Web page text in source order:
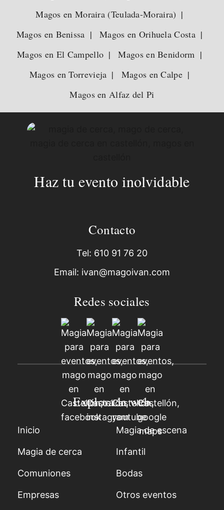
Magos en Moraira (Teulada-Moraira)
Magos en Benissa
Magos en Orihuela Costa
Magos en El Campello
Magos en Benidorm
Magos en Torrevieja
Magos en Calpe
Magos en Alfaz del Pi
Haz tu evento inolvidable
Contacto
Tel: 610 91 76 20
Email: ivan@magoivan.com
Redes sociales
Explora la web
Inicio Magia de escena
Magia de cerca Infantil
Comuniones Bodas
Empresas Otros eventos